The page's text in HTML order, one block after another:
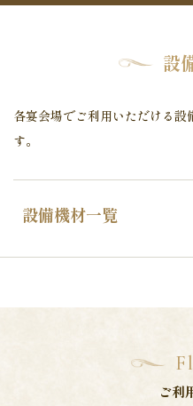
設
各宴会場でご利用いただける設
す。
設備機材一覧
ご利